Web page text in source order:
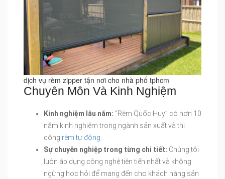
dịch vụ rèm zipper tận nơi cho nhà phố tphcm
Chuyên Môn Và Kinh Nghiệm
Kinh nghiệm lâu năm: “Rèm Quốc Huy” có hơn 10
năm kinh nghiệm trong ngành sản xuất và thi
công rèm tự động.
Sự chuyên nghiệp trong từng chi tiết: Chúng tôi
luôn áp dụng công nghệ tiên tiến nhất và không
ngừng học hỏi để mang đến cho khách hàng sản